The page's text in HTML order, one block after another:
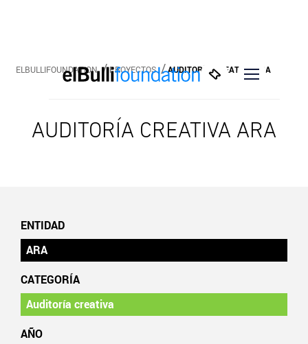
ELBULLIFOUNDATION PROYECTOS AUDITORÍA CREATIVA ARA
AUDITORÍA CREATIVA ARA
ENTIDAD
ARA
CATEGORÍA
Auditoría creativa
AÑO